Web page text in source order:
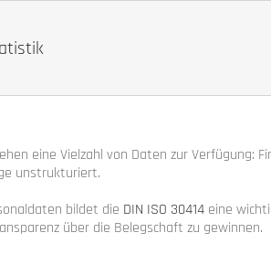
eine Vielzahl von Daten zur Verfügung:
unstrukturiert.
bildet die DIN ISO 30414 eine
über die Belegschaft zu gewinnen.